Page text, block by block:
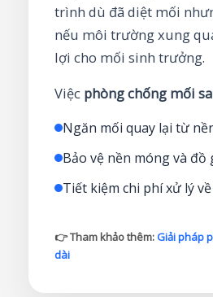
trình dù đã diệt mối
nếu môi trường xung
lợi cho mối sinh trưởng.
Việc phòng chống mối
Ngăn mối quay lại từ
Bảo vệ nền móng và đồ
Tiết kiệm chi phí xử lý
👉 Tham khảo thêm:Giải pháp
dài